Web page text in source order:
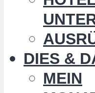
DIES &
MEIN